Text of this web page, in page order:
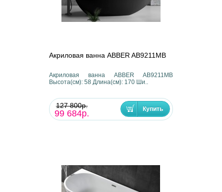
Акриловая ванна ABBER AB9211MB
Акриловая ванна ABBER AB9211MB
Высота(см): 58 Длина(см): 170 Ши..
127 800р.
99 684р.